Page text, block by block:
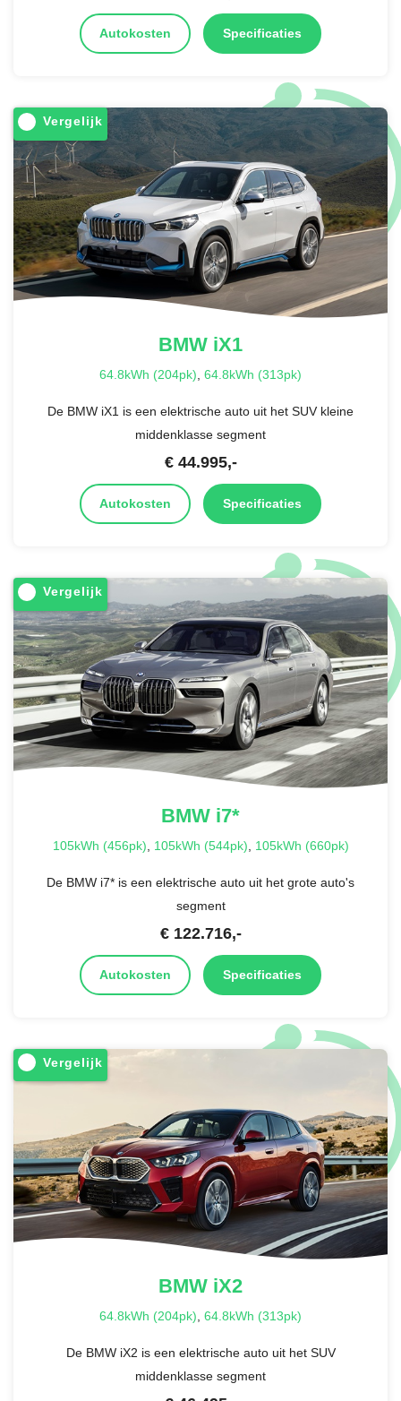
Autokosten Specificaties
Vergelijk
BMW iX1
64.8kWh (204pk), 64.8kWh (313pk)
De BMW iX1 is een elektrische auto uit het SUV kleine
middenklasse segment
€ 44.995,-
Autokosten Specificaties
Vergelijk
BMW i7*
105kWh (456pk), 105kWh (544pk), 105kWh (660pk)
De BMW i7* is een elektrische auto uit het grote auto's
segment
€ 122.716,-
Autokosten Specificaties
Vergelijk
BMW iX2
64.8kWh (204pk), 64.8kWh (313pk)
De BMW iX2 is een elektrische auto uit het SUV
middenklasse segment